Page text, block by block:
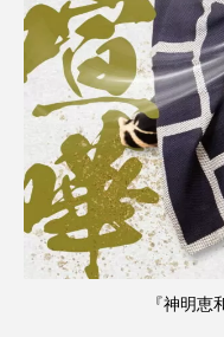
『神明恵